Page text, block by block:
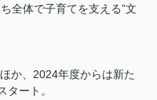
体で子育てを支える”文
か、2024年度からは新た
タート。